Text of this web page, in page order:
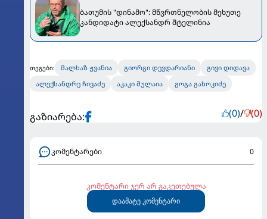
ბათუმის "დინამო": მწვრთნელობის მეხუთე
კანდიდატი ალექსანდრ შტელინია
თეგები: მალხაზ ჟვანია გიორგი დევდარიანი
გივი დიდავა
ალექსანდრე ჩივაძე
აკაკი შულაია გოგა გახოკიძე
გაზიარება: (0)/ (0)
კომენტარები 0
კომენტარი ჯერ არ გაკეთებულა
დაამატე კომენტარი